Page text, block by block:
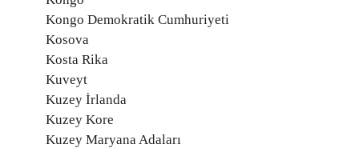
Kongo Demokratik Cumhuriyeti
Kosova
Kosta Rika
Kuveyt
Kuzey İrlanda
Kuzey Kore
Kuzey Maryana Adaları